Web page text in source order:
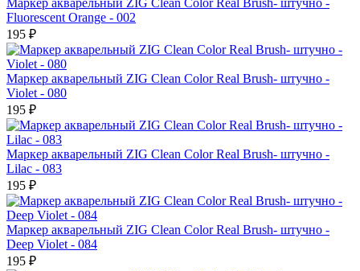
Fluorescent Orange - 002
195 ₽
Маркер акварельный ZIG Clean Color Real Brush- штучно -
Violet - 080
195 ₽
Маркер акварельный ZIG Clean Color Real Brush- штучно -
Lilac - 083
195 ₽
Маркер акварельный ZIG Clean Color Real Brush- штучно -
Deep Violet - 084
195 ₽